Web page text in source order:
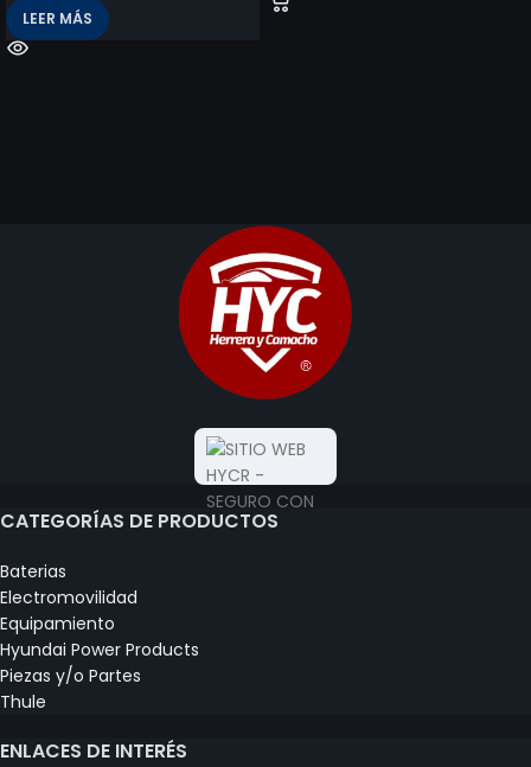
LEER MÁS
CATEGORÍAS DE PRODUCTOS
Baterias
Electromovilidad
Equipamiento
Hyundai Power Products
Piezas y/o Partes
Thule
ENLACES DE INTERÉS